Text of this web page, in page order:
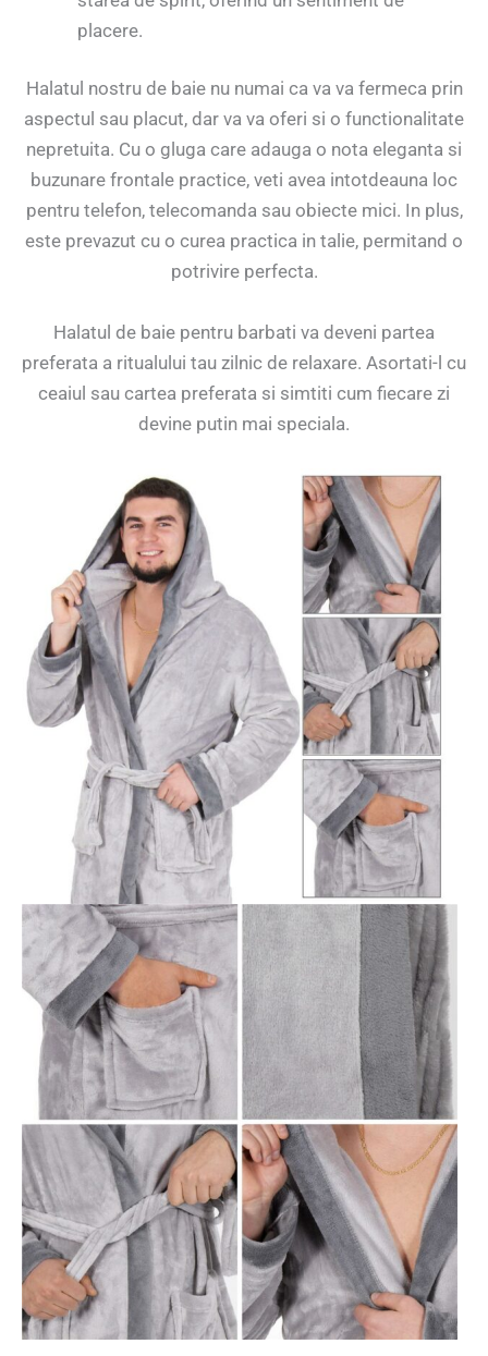
placere.
Halatul nostru de baie nu numai ca va va fermeca prin
aspectul sau placut, dar va va oferi si o functionalitate
nepretuita. Cu o gluga care adauga o nota eleganta si
buzunare frontale practice, veti avea intotdeauna loc
pentru telefon, telecomanda sau obiecte mici. In plus,
este prevazut cu o curea practica in talie, permitand o
potrivire perfecta.
Halatul de baie pentru barbati va deveni partea
preferata a ritualului tau zilnic de relaxare. Asortati-l cu
ceaiul sau cartea preferata si simtiti cum fiecare zi
devine putin mai speciala.